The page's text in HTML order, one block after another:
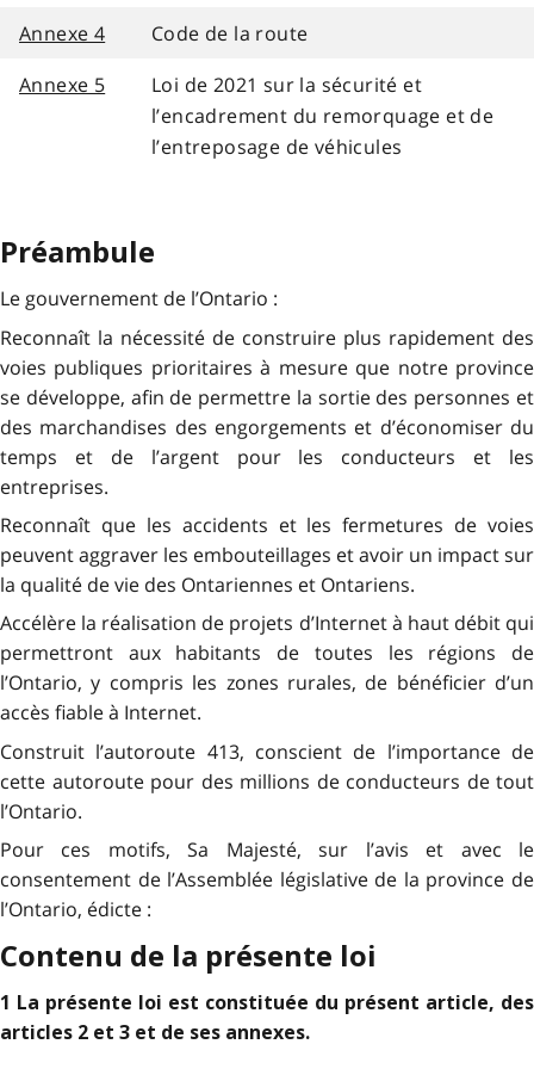
Annexe 4
Code de la route
Annexe 5
Loi de 2021 sur la sécurité et
l’encadrement du remorquage et de
l’entreposage de véhicules
Préambule
Le gouvernement de l’Ontario :
Reconnaît la nécessité de construire plus rapidement des
voies publiques prioritaires à mesure que notre province
se développe, afin de permettre la sortie des personnes et
des marchandises des engorgements et d’économiser du
temps et de l’argent pour les conducteurs et les
entreprises.
Reconnaît que les accidents et les fermetures de voies
peuvent aggraver les embouteillages et avoir un impact sur
la qualité de vie des Ontariennes et Ontariens.
Accélère la réalisation de projets d’Internet à haut débit qui
permettront aux habitants de toutes les régions de
l’Ontario, y compris les zones rurales, de bénéficier d’un
accès fiable à Internet.
Construit l’autoroute 413, conscient de l’importance de
cette autoroute pour des millions de conducteurs de tout
l’Ontario.
Pour ces motifs, Sa Majesté, sur l’avis et avec le
consentement de l’Assemblée législative de la province de
l’Ontario, édicte :
Contenu de la présente loi
1 La présente loi est constituée du présent article, des
articles 2 et 3 et de ses annexes.